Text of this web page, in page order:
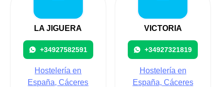
LA JIGUERA
+34927582591
Hostelería en
España, Cáceres
VICTORIA
+34927321819
Hostelería en
España, Cáceres